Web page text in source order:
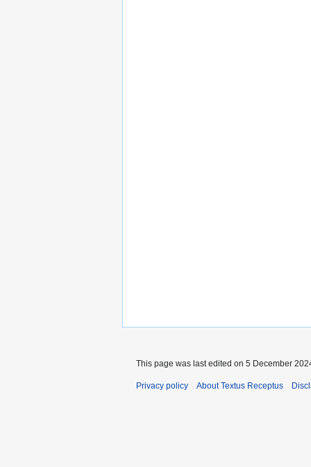
This page was last edited on 5 December
Privacy policy About Textus Receptus